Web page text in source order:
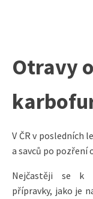
Otravy
V ČR v posledních
a savců po pozření
Nejčastěji se k
přípravky, jako je